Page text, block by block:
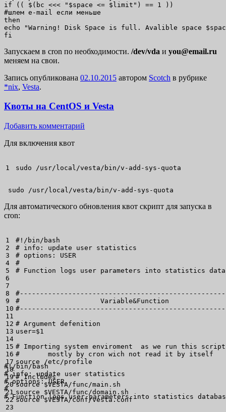
if (( $(bc <<< "$space <= $limit") == 1 ))
#шлем e-mail если меньше
then
echo "Warning! Disk Space is full. Avalible space
fi
Запускаем в cron по необходимости. /dev/vda и you@email.ru
меняем на свои.
Запись опубликована 02.10.2015 автором Scotch в рубрике
*nix, Vesta.
Квоты на CentOS и Vesta
Добавить комментарий
Для включения квот
sudo /usr/ local/vesta/ bin/v-add-sys-quota
sudo /usr/local/vesta/bin/v-add-sys-quota
Для автоматического обновления квот скрипт для запуска в
cron:
1
2
3
4
5
6
7
8
9
10
11
12
13
14
15
16
17
18
19
20
21
22
23
#!/bin/bash
# info: update user statistics
# options: USER
#
# Function logs user parameters into statistics
#                    Variable&Function
# Argument defenition
user=$1
# Importing system enviroment  as we run this script
#       mostly by cron wich not read it by itself
source
/etc/profile
# Includes
source $VESTA/func/
source
$VESTA/func/
source $VESTA/conf/vesta.conf
#!/bin/bash
# info: update user statistics
# options: USER
#
# Function logs user parameters into statistics